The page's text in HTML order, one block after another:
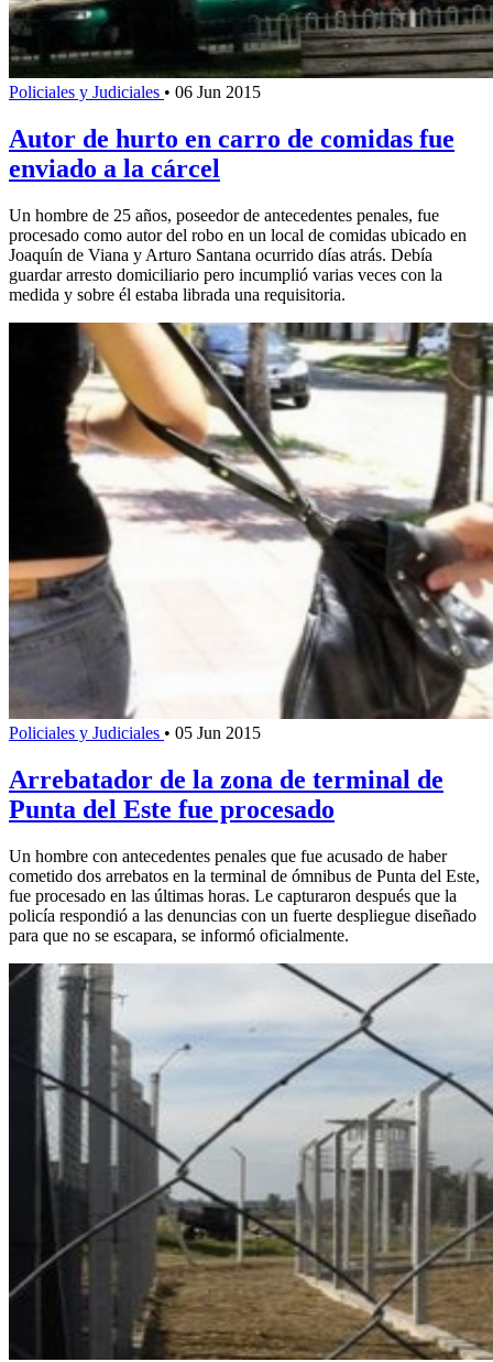
Policiales y Judiciales • 06 Jun 2015
Autor de hurto en carro de comidas fue
enviado a la cárcel
Un hombre de 25 años, poseedor de antecedentes penales, fue
procesado como autor del robo en un local de comidas ubicado en
Joaquín de Viana y Arturo Santana ocurrido días atrás. Debía
guardar arresto domiciliario pero incumplió varias veces con la
medida y sobre él estaba librada una requisitoria.
Policiales y Judiciales • 05 Jun 2015
Arrebatador de la zona de terminal de
Punta del Este fue procesado
Un hombre con antecedentes penales que fue acusado de haber
cometido dos arrebatos en la terminal de ómnibus de Punta del Este,
fue procesado en las últimas horas. Le capturaron después que la
policía respondió a las denuncias con un fuerte despliegue diseñado
para que no se escapara, se informó oficialmente.